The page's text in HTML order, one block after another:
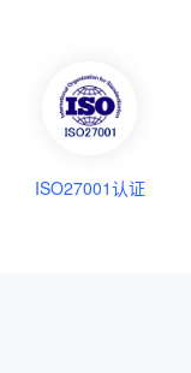
ISO27001认证